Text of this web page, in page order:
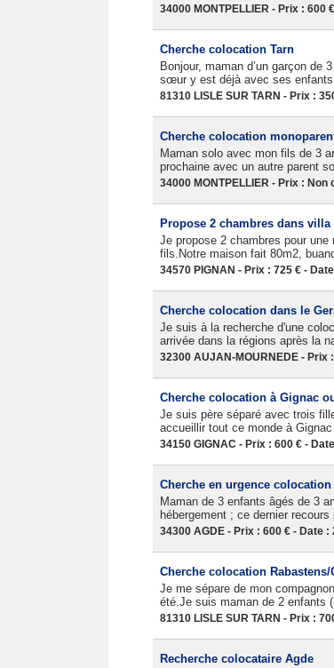
34000 MONTPELLIER - Prix : 600
Cherche colocation Tarn
Bonjour, maman d’un garçon de
sœur y est déjà avec ses
81310 LISLE SUR TARN - Prix :
Cherche colocation
Maman solo avec mon fils de 3
prochaine avec un autre parent
34000 MONTPELLIER - Prix :
Propose 2 chambres dans
Je propose 2 chambres pour
fils.Notre maison fait 80m2,
34570 PIGNAN - Prix : 725 € -
Cherche colocation dans le
Je suis à la recherche d'une
arrivée dans la régions après la
32300 AUJAN-MOURNEDE - Prix
Cherche colocation à Gignac
Je suis père séparé avec trois
accueillir tout ce monde à
34150 GIGNAC - Prix : 600 € -
Cherche en urgence
Maman de 3 enfants âgés de 3
hébergement ; ce dernier
34300 AGDE - Prix : 600 € - Date :
Cherche colocation
Je me sépare de mon
été.Je suis maman de 2 enfants
81310 LISLE SUR TARN - Prix :
Recherche colocataire Agde